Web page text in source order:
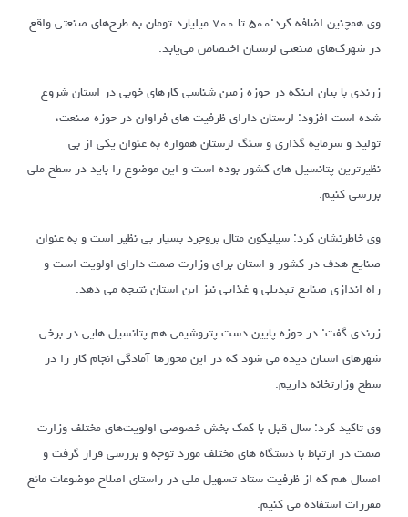
وی همچنین اضافه کرد:۵۰۰ تا ۷۰۰ میلیارد تومان به طرح‌های صنعتی واقع
در شهرک‌های صنعتی لرستان اختصاص می‌یابد.
زرندی با بیان اینکه در حوزه زمین شناسی کارهای خوبی در استان شروع
شده است افزود: لرستان دارای ظرفیت های فراوان در حوزه صنعت،
تولید و سرمایه گذاری و سنگ لرستان همواره به عنوان یکی از بی
نظیرترین پتانسیل های کشور بوده است و این موضوع را باید در سطح ملی
بررسی کنیم.
وی خاطرنشان کرد: سیلیکون متال بروجرد بسیار بی نظیر است و به عنوان
صنایع هدف در کشور و استان برای وزارت صمت دارای اولویت است و
راه اندازی صنایع تبدیلی و غذایی نیز این استان نتیجه می دهد.
زرندی گفت: در حوزه پایین دست پتروشیمی هم پتانسیل هایی در برخی
شهرهای استان دیده می شود که در این محورها آمادگی انجام کار را در
سطح وزارتخانه داریم.
وی تاکید کرد: سال قبل با کمک بخش خصوصی اولویت‌های مختلف وزارت
صمت در ارتباط با دستگاه های مختلف مورد توجه و بررسی قرار گرفت و
امسال هم که از ظرفیت ستاد تسهیل ملی در راستای اصلاح موضوعات مانع
مقررات استفاده می کنیم.